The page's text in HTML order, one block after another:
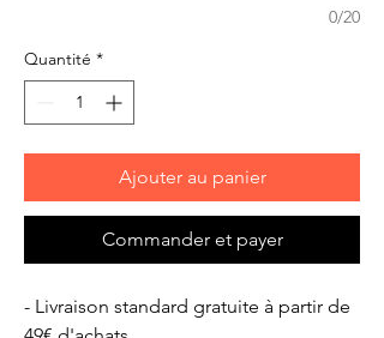
0/20
Quantité *
Ajouter au panier
Commander et payer
- Livraison standard gratuite à partir de